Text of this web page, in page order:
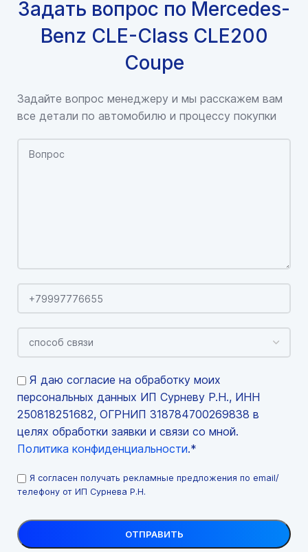
Задать вопрос по Mercedes-
Benz CLE-Class CLE200
Coupe
Задайте вопрос менеджеру и мы расскажем вам
все детали по автомобилю и процессу покупки
Я даю согласие на обработку моих
персональных данных ИП Сурневу Р.Н., ИНН
250818251682, ОГРНИП 318784700269838 в
целях обработки заявки и связи со мной.
Политика конфиденциальности.*
Я согласен получать рекламные предложения по email/
телефону от ИП Сурнева Р.Н.